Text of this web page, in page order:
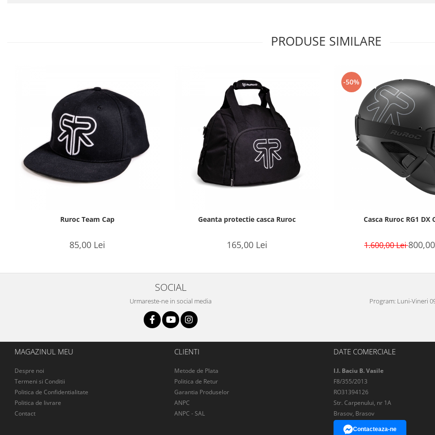
PRODUSE SIMILARE
Ruroc Team Cap
85,00 Lei
Geanta protectie casca Ruroc
165,00 Lei
-50%
Casca Ruroc RG1 DX
1.600,00 Lei
SOCIAL
Urmareste-ne in social media Program: Luni-Vineri
MAGAZINUL MEU
Despre noi
Termeni si Conditii
Politica de Confidentialitate
Politica de livrare
Contact
CLIENTI
Metode de Plata
Politica de Retur
Garantia Produselor
ANPC
ANPC - SAL
DATE COMERCIALE
I.I. Baciu B. Vasile
F8/355/2013
RO31394126
Str. Carpenului, nr 1A
Brasov, Brasov
Contacteaza-ne